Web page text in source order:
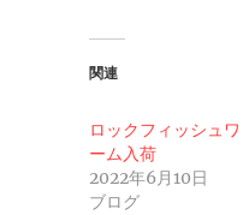
関連
ロックフィッシュワ
ーム入荷
2022年6月10日
ブログ